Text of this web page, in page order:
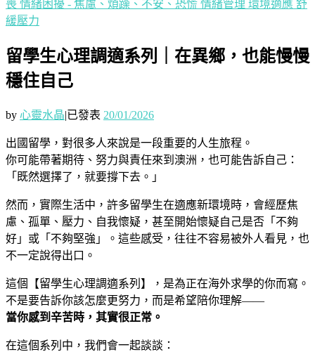
喪 情緒困擾 - 焦慮、煩躁、不安、恐慌 情緒管理 環境適應 舒
緩壓力
留學生心理調適系列｜在異鄉，也能慢慢
穩住自己
by 心靈水晶|已發表 20/01/2026
出國留學，對很多人來說是一段重要的人生旅程。
你可能帶著期待、努力與責任來到澳洲，也可能告訴自己：
「既然選擇了，就要撐下去。」
然而，實際生活中，許多留學生在適應新環境時，會經歷焦
慮、孤單、壓力、自我懷疑，甚至開始懷疑自己是否「不夠
好」或「不夠堅強」。這些感受，往往不容易被外人看見，也
不一定說得出口。
這個【留學生心理調適系列】，是為正在海外求學的你而寫。
不是要告訴你該怎麼更努力，而是希望陪你理解——
當你感到辛苦時，其實很正常。
在這個系列中，我們會一起談談：